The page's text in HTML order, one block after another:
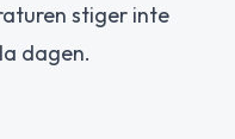
stiger inte
dagen.